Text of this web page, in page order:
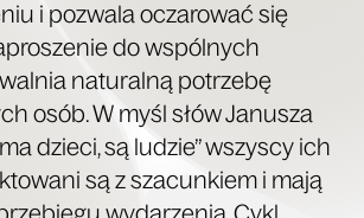
i pozwala oczarować się
do wspól­nych
nat­u­ral­ną potrze­bę
osób. W myśl słów Janusza
dzieci, są ludzie” wszyscy ich
są z sza­cunkiem i mają